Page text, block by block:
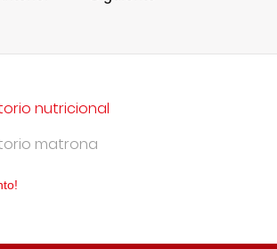
nutricional
matrona